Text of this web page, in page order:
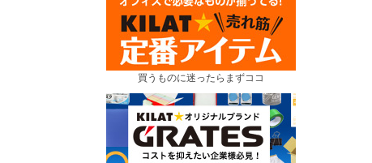
買うものに迷ったらまずココ